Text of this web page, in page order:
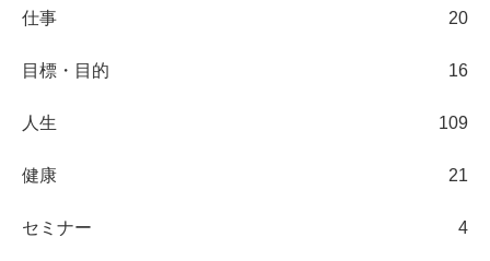
仕事 20
目標・目的 16
人生 109
健康 21
セミナー 4